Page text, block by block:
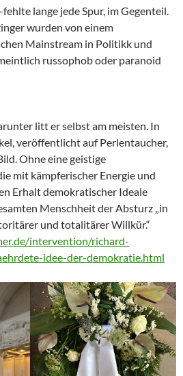
lange jede Spur, im Gegenteil.
wurden von einem
Mainstream in Politikk und
russophob oder paranoid
litt er selbst am meisten. In
veröffentlicht auf Perlentaucher,
Ohne eine geistige
mit kämpferischer Energie und
Erhalt demokratischer Ideale
Menschheit der Absturz „in
und totalitärer Willkür.“
intervention/richard-
idee-der-demokratie.html